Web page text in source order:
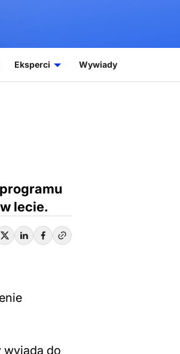
Eksperci Wywiady
lecie.
wyjadą do